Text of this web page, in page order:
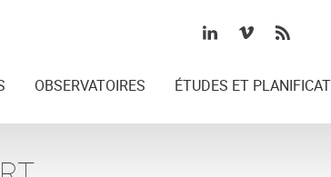
OBSERVATOIRES ÉTUDES ET